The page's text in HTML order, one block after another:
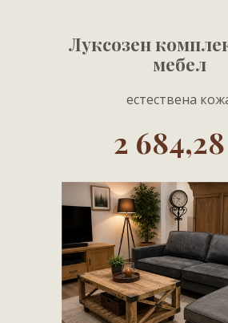
Луксозен
мебел
естествена
2 684,28